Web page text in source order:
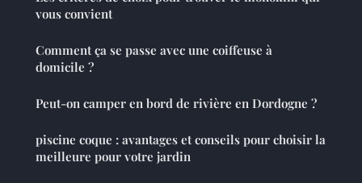
vous convient
Comment ça se passe avec une coiffeuse à
domicile ?
Peut-on camper en bord de rivière en Dordogne ?
piscine coque : avantages et conseils pour choisir la
meilleure pour votre jardin